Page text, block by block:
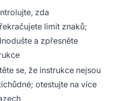
zda
limit znaků;
a zpřesněte
se, že instrukce nejsou
otestujte na více